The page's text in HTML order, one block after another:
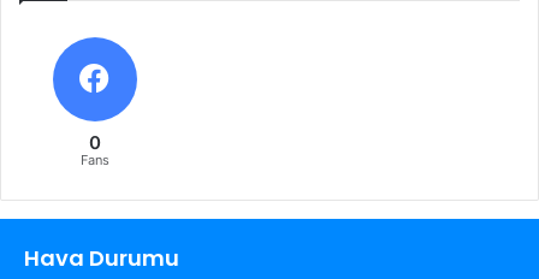
0
Fans
Hava Durumu